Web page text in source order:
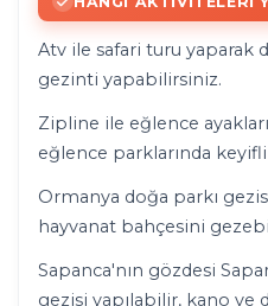
Atv ile safari turu yaparak
gezinti yapabilirsiniz.
Zipline ile eğlence
eğlence parklarında
Ormanya doğa parkı
hayvanat bahçesini
Sapanca'nın gözdesi
gezisi yapılabilir, kano